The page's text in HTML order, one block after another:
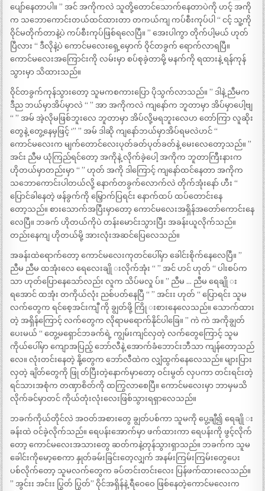
ပျော်နေတာပါ။ ” အင် အကိုကလဲ သူတို့တောင်သောက်နေတာပဲကို ဟင့် အကို
က သဘောကောင်းတယ်ထင်ထားတာ တကယ်ကျ ကပ်စီးကုပ်ပါ “ ငင့် သူ့ကို
ဝိုင်မတိုက်တာနဲ့ပဲ ကပ်စီးကုပ်ဖြစ်ရလေပြီ။ ” အေးပါကွာ တိုက်ပါ့မယ် ဟုတ်
ပြီလား “ ဒီလိုနဲ့ပဲ ကောင်မလေးရှေ့မှောက် ဝိုင်တခွက် ရောက်လာရပြီ။
ကောင်မလေးအကြောင်းကို လမ်းမှာ စပ်စုခဲ့တာမို့ မနက်ကို ရထားနဲ့ ရန်ကုန်
သွားမှာ သိထားသည်။
ဝိုင်တခွက်ကုန်သွားတော့ သူမကစကားပြော ပိုသွက်လာသည်။ ” ဒါနဲ့ ညီမက
ဒီည ဘယ်မှာအိပ်မှာလဲ “ ” အာ အကိုကလဲ ကျနော်က ဘူတာမှာ အိပ်မှာပေါ့ဗျ
“ ” အမ် အဲ့လိုမဖြစ်ဘူးလေ ဘူတာမှာ အိပ်လို့မရဘူးလေဟ တော်ကြာ လူဆိုး
တွေနဲ့ တွေ့နေမှဖြင့် ‘” ” အမ် ဒါဆို ကျနော်ဘယ်မှာအိပ်ရမလဲဟင် “
ကောင်မလေးက မျက်တောင်လေးပုတ်ခတ်ပုတ်ခတ်နဲ့ မေးလေတော့သည်။ ”
အင်း ညီမ ယုံကြည်ရင်တော့ အကိုနဲ့ လိုက်ခဲ့ပေါ့ အကိုက ဘူတာကြီးနားက
ဟိုတယ်မှာတည်းမှာ “ ” ဟုတ် အကို ဒါကြောင့် ကျနော်ထင်နေတာ အကိုက
သဘောကောင်းပါတယ်လို့ နောက်တခွက်လောက်လဲ တိုက်အုံးနော် ဟီး “
ပြောင်ခါနေတဲ့ ဖန်ခွက်ကို မြှောက်ပြရင်း နောက်ထပ် ထပ်တောင်းနေ
တော့သည်။ စားသောက်အပြီးမှာတော့ ကောင်မလေးအရှိန်အတော်ကောင်းနေ
လေပြီ။ ဘခက် ဟိုတယ်ကိုပဲ တန်းမောင်းသွားပြီး အခန်းယူလိုက်သည်။
တည်းနေကျ ဟိုတယ်မို့ အားလုံးအဆင်ပြေလေသည်။
အခန်းထဲရောက်တော့ ကောင်မလေးကုတင်ပေါ်မှာ ခေါင်းစိုက်နေလေပြီ။ ”
ညီမ ညီမ ထအုံးလေ ရေလေးချို းလိုက်အုံး “ ” အင် ဟင် ဟုတ် “ ပါးစပ်က
သာ ဟုတ်ပြောနေသော်လည်း လူက သိပ်မလှု ပ်။ ” ညီမ … ညီမ ရေချို း
ရအောင် ထအုံး တကိုယ်လုံး ညစ်ပတ်နေပြီ “ ” အင်းး ဟုတ် “ ပြောရင်း သူမ
လက်တွေက ရင်စေ့အင်းကျီ ကို ချွတ်ဖို့ ကြို းစားနေလေသည်။ သောက်ထား
တဲ့ အရှိန်ကြောင့် လက်တွေက လိုရာမရောက်နိုင်ပါခြေ။ ” ကဲ ကဲ အကိုချွတ်
ပေးမယ် “ တွေ့မရှောင်ဘခက်ရဲ့ ကျွမ်းကျင်လှတဲ့ လက်တွေကြောင့် သူမ
ကိုယ်ပေါ်မှာ ကျောအပြည့် ဘော်လီနဲ့ အောက်ခံဘောင်းဘီသာ ကျန်တော့သည်
လေ။ လုံးတင်းနေတဲ့ နို့တွေက ဘော်လီထဲက လျှံထွက်နေလေသည်။ များပြား
လှတဲ့ ချိတ်တွေကို ဖြု တ်ပြီးတဲ့နောက်မှာတော့ ဝင်းမွတ် လှပကာ တင်းရင်းတဲ့
ရင်သားအစုံက တဏှာစိတ်ကို ထကြွလာစေပြီ။ ကောင်မလေးမှာ ဘာမှမသိ
လိုက်ခင်မှာတင် ကိုယ်တုံးလုံးလေးဖြစ်သွားရရှာလေသည်။
ဘခက်ကိုယ်တိုင်လဲ အဝတ်အစားတွေ ချွတ်ပစ်ကာ သူမကို ပွေ့ချီ၍ ရေချို း
ခန်းထဲ ဝင်ခဲ့လိုက်သည်။ ရေပန်းအောက်မှာ ဖက်ထားကာ ရေပန်းကို ဖွင့်လိုက်
တော့ ကောင်မလေးအသားတွေ ဆတ်ကနဲ့တုန်သွားရှာသည်။ ဘခက်က သူမ
ခေါင်းကိုမော့စေကာ နှုတ်ခမ်းခြင်းတေ့လျှက် အနမ်းကြမ်းကြမ်းတွေပေး
ပစ်လိုက်တော့ သူမလက်တွေက ခပ်တင်းတင်းလေး ပြန်ဖက်ထားလေသည်။
” အွင်းး အင်းး ပြွတ် ပြွတ်” ဝိုင်အရှိန်နဲ့ ရီဝေဝေ ဖြစ်နေတဲ့ကောင်မလေးက